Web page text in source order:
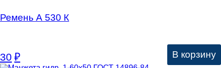
Ремень А 530 К
30 ₽ В корзину